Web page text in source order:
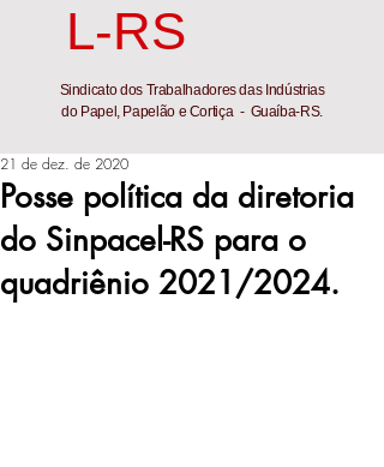
L-RS
Sindicato dos Trabalhadores das Indústrias
do Papel, Papelão e Cortiça - Guaíba-RS.
Posse política da diretoria
do Sinpacel-RS para o
quadriênio 2021/2024.
21 de dez. de 2020